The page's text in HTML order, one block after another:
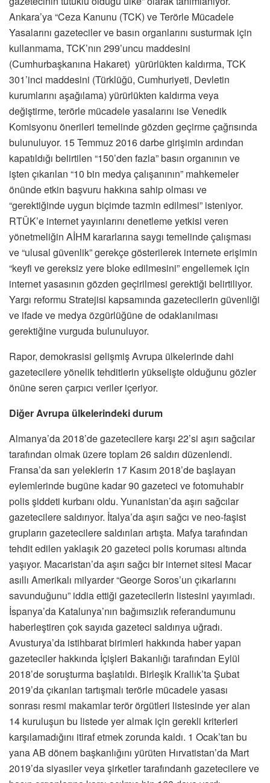
Ankara’ya “Ceza Kanunu (TCK) ve Terörle Mücadele
Yasalarını gazeteciler ve basın organlarını susturmak için
kullanmama, TCK’nın 299’uncu maddesini
(Cumhurbaşkanına Hakaret) yürürlükten kaldırma, TCK
301’inci maddesini (Türklüğü, Cumhuriyeti, Devletin
kurumlarını aşağılama) yürürlükten kaldırma veya
değiştirme, terörle mücadele yasalarını ise Venedik
Komisyonu önerileri temelinde gözden geçirme çağrısında
bulunuluyor. 15 Temmuz 2016 darbe girişimin ardından
kapatıldığı belirtilen “150’den fazla” basın organının ve
işten çıkarılan “10 bin medya çalışanının” mahkemeler
önünde etkin başvuru hakkına sahip olması ve
“gerektiğinde uygun biçimde tazmin edilmesi” isteniyor.
RTÜK’e internet yayınlarını denetleme yetkisi veren
yönetmeliğin AİHM kararlarına saygı temelinde çalışması
ve “ulusal güvenlik” gerekçe gösterilerek internete erişimin
“keyfi ve gereksiz yere bloke edilmesini” engellemek için
internet yasasının gözden geçirilmesi gerektiği belirtiliyor.
Yargı reformu Stratejisi kapsamında gazetecilerin güvenliği
ve ifade ve medya özgürlüğüne de odaklanılması
gerektiğine vurguda bulunuluyor.
Rapor, demokrasisi gelişmiş Avrupa ülkelerinde dahi
gazetecilere yönelik tehditlerin yükselişte olduğunu gözler
önüne seren çarpıcı veriler içeriyor.
Diğer Avrupa ülkelerindeki durum
Almanya’da 2018’de gazetecilere karşı 22’si aşırı sağcılar
tarafından olmak üzere toplam 26 saldırı düzenlendi.
Fransa’da sarı yeleklerin 17 Kasım 2018’de başlayan
eylemlerinde bugüne kadar 90 gazeteci ve fotomuhabir
polis şiddeti kurbanı oldu. Yunanistan’da aşırı sağcılar
gazetecilere saldırıyor. İtalya’da aşırı sağcı ve neo-faşist
grupların gazetecilere saldırıları artışta. Mafya tarafından
tehdit edilen yaklaşık 20 gazeteci polis koruması altında
yaşıyor. Macaristan’da aşırı sağcı bir internet sitesi Macar
asıllı Amerikalı milyarder “George Soros’un çıkarlarını
savunduğunu” iddia ettiği gazetecilerin listesini yayımladı.
İspanya’da Katalunya’nın bağımsızlık referandumunu
haberleştiren çok sayıda gazeteci saldırıya uğradı.
Avusturya’da istihbarat birimleri hakkında haber yapan
gazeteciler hakkında İçişleri Bakanlığı tarafından Eylül
2018’de soruşturma başlatıldı. Birleşik Krallık’ta Şubat
2019’da çıkarılan tartışmalı terörle mücadele yasası
sonrası resmi makamlar terör örgütleri listesinde yer alan
14 kuruluşun bu listede yer almak için gerekli kriterleri
karşılamadığını itiraf etmek zorunda kaldı. 1 Ocak’tan bu
yana AB dönem başkanlığını yürüten Hırvatistan’da Mart
2019’da siyasiler veya şirketler tarafındanh gazetecilere ve